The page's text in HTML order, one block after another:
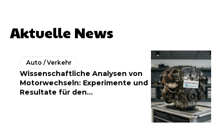
Aktuelle News
Auto / Verkehr
Wissenschaftliche Analysen von
Motorwechseln: Experimente und
Resultate für den...